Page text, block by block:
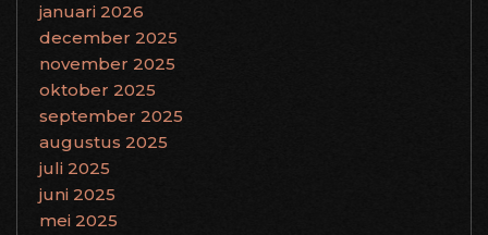
januari 2026
december 2025
november 2025
oktober 2025
september 2025
augustus 2025
juli 2025
juni 2025
mei 2025